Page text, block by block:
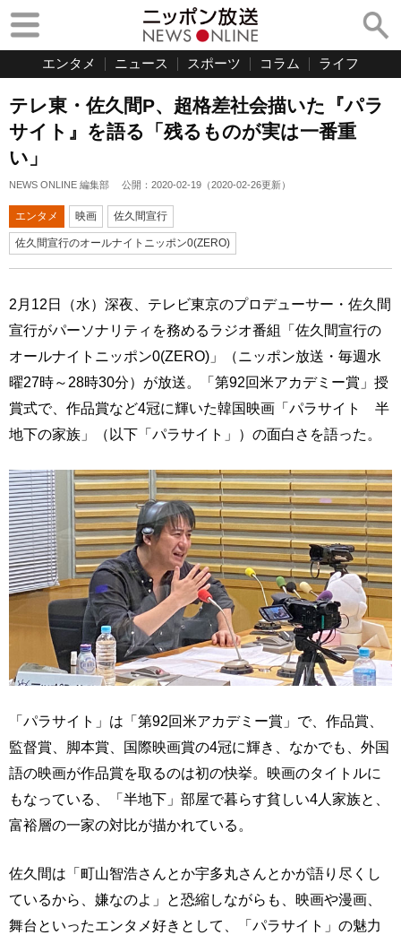
エンタメ ニュース スポーツ コラム ライフ
テレ東・佐久間P、超格差社会描いた『パラ
サイト』を語る「残るものが実は一番重
い」
NEWS ONLINE 編集部 公開： 2020-02-19 （2020-02-26更新）
エンタメ 映画 佐久間宣行
佐久間宣行のオールナイトニッポン0(ZERO)
2月12日（水）深夜、テレビ東京のプロデューサー・佐久間
宣行がパーソナリティを務めるラジオ番組「佐久間宣行の
オールナイトニッポン0(ZERO)」（ニッポン放送・毎週水
曜27時～28時30分）が放送。「第92回米アカデミー賞」授
賞式で、作品賞など4冠に輝いた韓国映画「パラサイト 半
地下の家族」（以下「パラサイト」）の面白さを語った。
「パラサイト」は「第92回米アカデミー賞」で、作品賞、
監督賞、脚本賞、国際映画賞の4冠に輝き、なかでも、外国
語の映画が作品賞を取るのは初の快挙。映画のタイトルに
もなっている、「半地下」部屋で暮らす貧しい4人家族と、
富裕層の一家の対比が描かれている。
佐久間は「町山智浩さんとか宇多丸さんとかが語り尽くし
ているから、嫌なのよ」と恐縮しながらも、映画や漫画、
舞台といったエンタメ好きとして、「パラサイト」の魅力